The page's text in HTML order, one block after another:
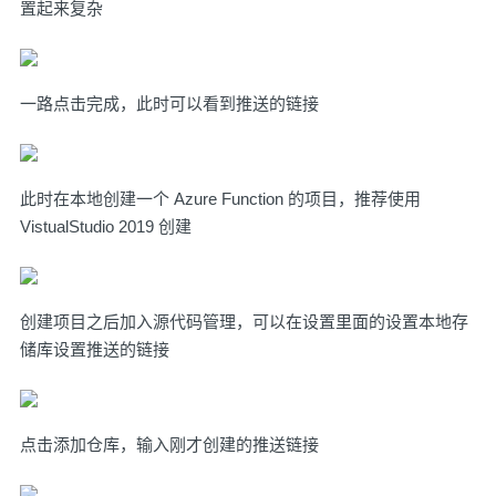
置起来复杂
一路点击完成，此时可以看到推送的链接
此时在本地创建一个 Azure Function 的项目，推荐使用
VistualStudio 2019 创建
创建项目之后加入源代码管理，可以在设置里面的设置本地存
储库设置推送的链接
点击添加仓库，输入刚才创建的推送链接